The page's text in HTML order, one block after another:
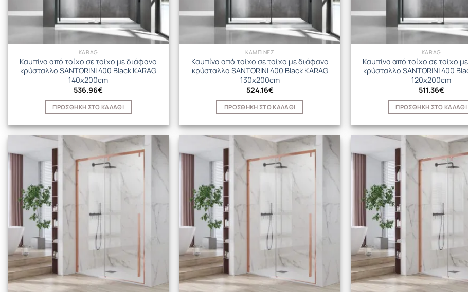
KARAG
Καμπίνα από τοίχο σε τοίχο με διάφανο
κρύσταλλο SANTORINI 400 Black KARAG
140x200cm
536.96€
ΠΡΟΣΘΉΚΗ ΣΤΟ ΚΑΛΆΘΙ
ΚΑΜΠΙΝΕΣ
Καμπίνα από τοίχο σε τοίχο με διάφανο
κρύσταλλο SANTORINI 400 Black KARAG
130x200cm
524.16€
ΠΡΟΣΘΉΚΗ ΣΤΟ ΚΑΛΆΘΙ
KARAG
Καμπίνα από τοίχο σε τοίχο
κρύσταλλο SANTORINI 400
120x200cm
511.36€
ΠΡΟΣΘΉΚΗ ΣΤΟ ΚΑΛΆΘΙ